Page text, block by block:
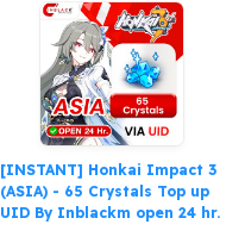
[INSTANT] Honkai Impact 3
(ASIA) - 65 Crystals Top up
UID By Inblackm open 24 hr.